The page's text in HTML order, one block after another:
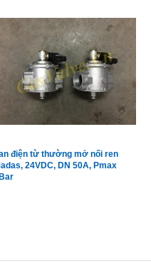
điện từ thường mở nối ren
24VDC, DN 50A, Pmax